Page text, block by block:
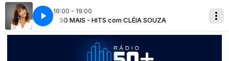
16:00 - 19:00
50 MAIS - HITS com CLÉIA SOUZA